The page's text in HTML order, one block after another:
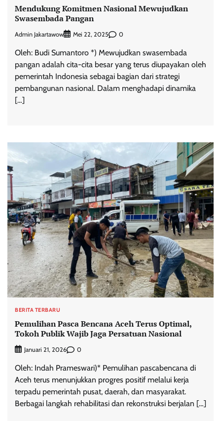
Mendukung Komitmen Nasional Mewujudkan
Swasembada Pangan
Admin Jakartawow Mei 22, 2025 0
Oleh: Budi Sumantoro *) Mewujudkan swasembada
pangan adalah cita-cita besar yang terus diupayakan oleh
pemerintah Indonesia sebagai bagian dari strategi
pembangunan nasional. Dalam menghadapi dinamika
[…]
BERITA TERBARU
Pemulihan Pasca Bencana Aceh Terus Optimal,
Tokoh Publik Wajib Jaga Persatuan Nasional
Januari 21, 2026 0
Oleh: Indah Prameswari)* Pemulihan pascabencana di
Aceh terus menunjukkan progres positif melalui kerja
terpadu pemerintah pusat, daerah, dan masyarakat.
Berbagai langkah rehabilitasi dan rekonstruksi berjalan […]